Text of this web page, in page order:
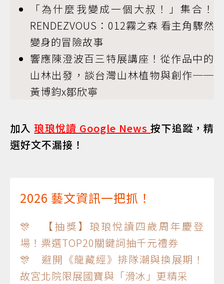
「為什麼我變成一個大叔！」集合！
RENDEZVOUS：012霧之森 看主角驟然
變身的冒險故事
響應陳澄波百三特展講座！從作品中的
山林出發，談台灣山林植物與創作──
黃博鈞x鄒欣寧
加入琅琅悅讀 Google News按下追蹤，精
選好文不漏接！
2026 藝文資訊一把抓！
🎊 【抽獎】琅琅悅讀四歲周年慶登
場！票選TOP20關鍵詞抽千元禮券
🎊 避開《龍藏經》排隊潮與換展期！
故宮北院限展國寶與「滑冰」更精采